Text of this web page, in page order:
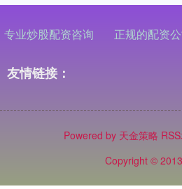
专业炒股配资咨询 正规的配资
友情链接：
Powered by 天金策略
Copyright ©